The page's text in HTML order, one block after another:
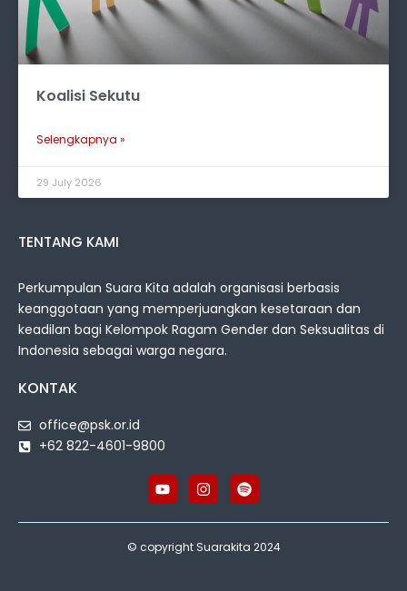
Koalisi Sekutu
Selengkapnya »
29 July 2026
TENTANG KAMI
Perkumpulan Suara Kita adalah organisasi berbasis
keanggotaan yang memperjuangkan kesetaraan dan
keadilan bagi Kelompok Ragam Gender dan Seksualitas di
Indonesia sebagai warga negara.
KONTAK
office@psk.or.id
+62 822-4601-9800
© copyright Suarakita 2024